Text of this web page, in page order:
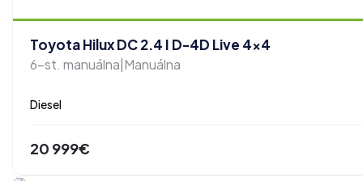
Toyota Hilux DC 2.4 I D-4D Live 4x4
6-st. manuálna|Manuálna
Diesel
20 999€